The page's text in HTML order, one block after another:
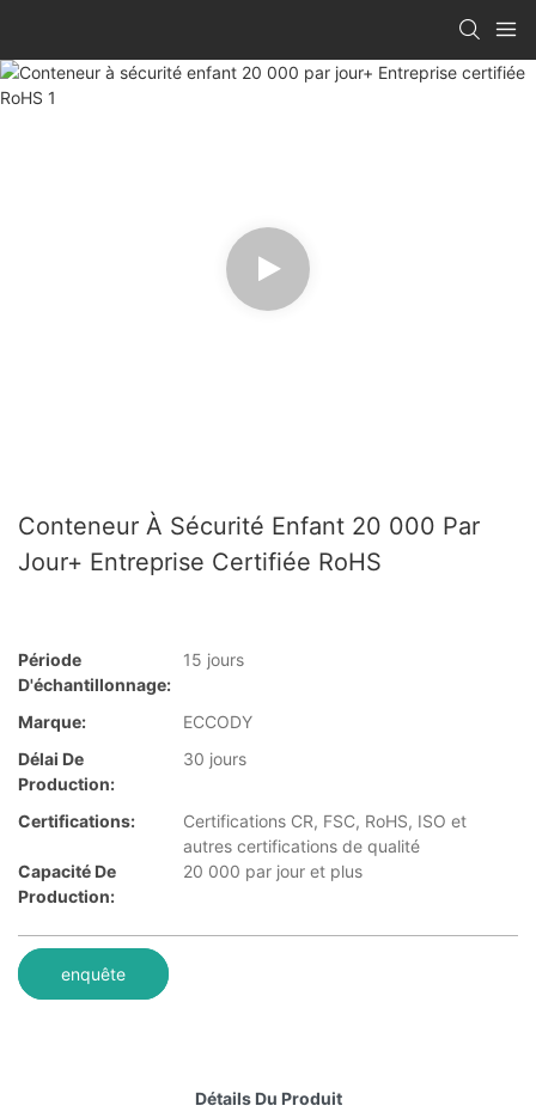
Conteneur À Sécurité Enfant 20 000 Par
Jour+ Entreprise Certifiée RoHS
Période
D'échantillonnage:
15 jours
Marque:
ECCODY
Délai De
Production:
30 jours
Certifications:
Certifications CR, FSC, RoHS, ISO et
autres certifications de qualité
Capacité De
Production:
20 000 par jour et plus
enquête
Détails Du Produit